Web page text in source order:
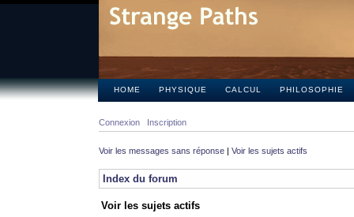
HOME PHYSIQUE CALCUL PHILOSOPHIE
Connexion Inscription
Voir les messages sans réponse | Voir les sujets actifs
Index du forum
Voir les sujets actifs